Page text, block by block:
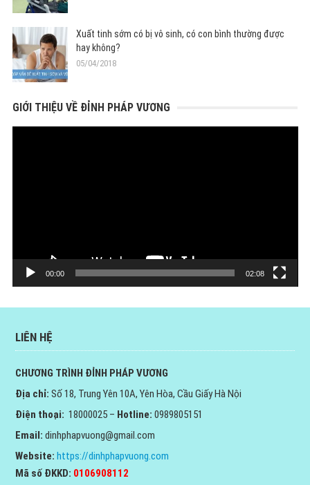
Xuất tinh sớm có bị vô sinh, có con bình thường được
hay không?
05/04/2018
GIỚI THIỆU VỀ ĐỈNH PHÁP VƯƠNG
00:00 02:08
LIÊN HỆ
CHƯƠNG TRÌNH ĐỈNH PHÁP VƯƠNG
Địa chỉ: Số 18, Trung Yên 10A, Yên Hòa, Cầu Giấy Hà Nội
Điện thoại: 18000025 – Hotline: 0989805151
Email: dinhphapvuong@gmail.com
Website: https://dinhphapvuong.com
Mã số ĐKKD: 0106908112